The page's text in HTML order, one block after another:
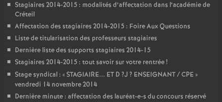
Stagiaires 2014-2015 : modalités d’affectation dans l’académie de
Créteil
Affectation des stagiaires 2014-2015 : Foire Aux Questions
Liste de titularisation des professeurs stagiaires
Dernière liste des supports stagiaires 2014-15
Stagiaires 2014-2015 : tout savoir sur votre rentrée!
Stage syndical : «STAGIAIRE... ET D ?J ? ENSEIGNANT/CPE »
vendredi 14 novembre 2014
Dernière minute : affectation des lauréat-e-s du concours réservé